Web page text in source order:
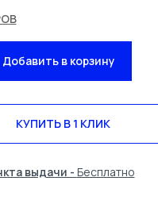
СПЕЦОДЕЖДА
УСЛУГИ
КОНТАКТЫ
Добавить в корзину
КУПИТЬ В 1 КЛИК
выдачи - Бесплатно